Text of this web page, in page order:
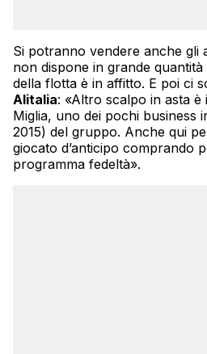
Si potranno vendere anche gli
non dispone in grande
della flotta è in affitto. E poi ci
Alitalia: «Altro scalpo in asta
Miglia, uno dei pochi business
2015) del gruppo. Anche qui
giocato d’anticipo comprando
programma fedeltà».